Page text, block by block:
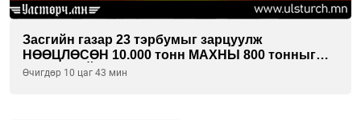
Засгийн газар 23 тэрбумыг зарцуулж
НӨӨЦЛӨСӨН 10.000 тонн МАХНЫ 800 тонныг
ХЭН ХУЛГЙАЛСАН бэ...
Өчигдөр 10 цаг 43 мин